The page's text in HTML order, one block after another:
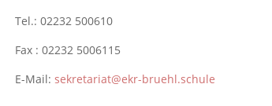
Tel.: 02232 500610
Fax : 02232 5006115
E-Mail: sekretariat@ekr-bruehl.schule